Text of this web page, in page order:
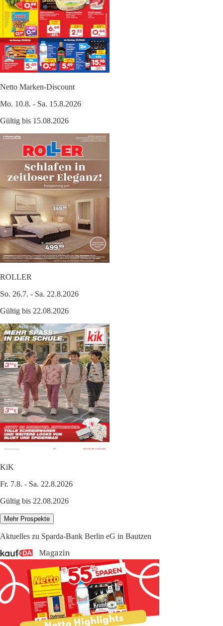
Netto Marken-Discount
Mo. 10.8. - Sa. 15.8.2026
Gültig bis 15.08.2026
ROLLER
So. 26.7. - Sa. 22.8.2026
Gültig bis 22.08.2026
KiK
Fr. 7.8. - Sa. 22.8.2026
Gültig bis 22.08.2026
Mehr Prospekte
Aktuelles zu Sparda-Bank Berlin eG in Bautzen